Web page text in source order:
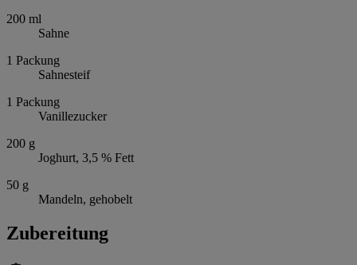
200 ml
Sahne
1 Packung
Sahnesteif
1 Packung
Vanillezucker
200 g
Joghurt, 3,5 % Fett
50 g
Mandeln, gehobelt
Zubereitung